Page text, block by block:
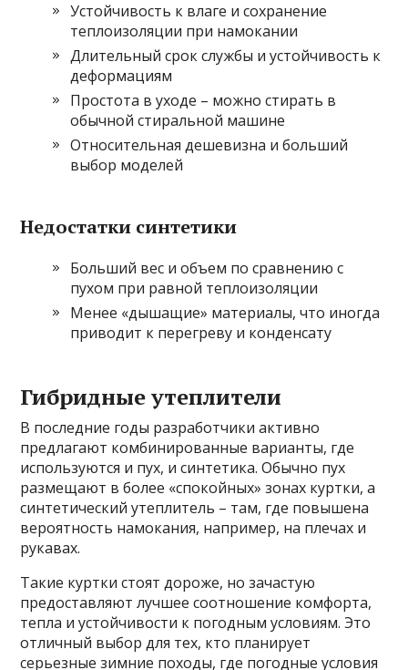
Устойчивость к влаге и сохранение
теплоизоляции при намокании
Длительный срок службы и устойчивость к
деформациям
Простота в уходе – можно стирать в
обычной стиральной машине
Относительная дешевизна и больший
выбор моделей
Недостатки синтетики
Больший вес и объем по сравнению с
пухом при равной теплоизоляции
Менее «дышащие» материалы, что иногда
приводит к перегреву и конденсату
Гибридные утеплители
В последние годы разработчики активно
предлагают комбинированные варианты, где
используются и пух, и синтетика. Обычно пух
размещают в более «спокойных» зонах куртки, а
синтетический утеплитель – там, где повышена
вероятность намокания, например, на плечах и
рукавах.
Такие куртки стоят дороже, но зачастую
предоставляют лучшее соотношение комфорта,
тепла и устойчивости к погодным условиям. Это
отличный выбор для тех, кто планирует
серьезные зимние походы, где погодные условия